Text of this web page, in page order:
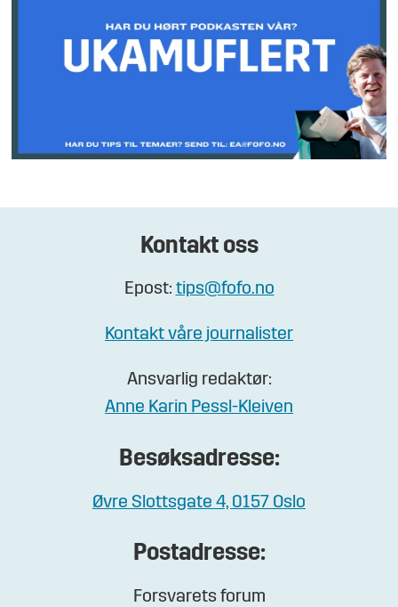
Kontakt oss
Epost: tips@fofo.no
Kontakt våre journalister
Ansvarlig redaktør:
Anne Karin Pessl-Kleiven
Besøksadresse:
Øvre Slottsgate 4, 0157 Oslo
Postadresse:
Forsvarets forum